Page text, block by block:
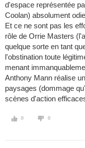
d'espace représentée
Coolan) absolument
Et ce ne sont pas les
rôle de Orrie Masters
quelque sorte en tant
l'obstination toute
menant
Anthony Mann réalise
paysages (dommage
scènes d'action
0 0